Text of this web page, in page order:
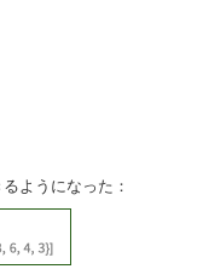
ようになった：